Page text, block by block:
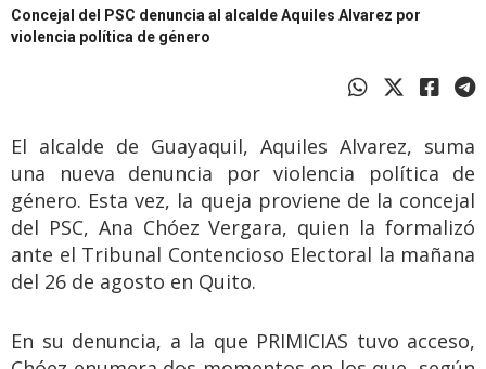
Concejal del PSC denuncia al alcalde Aquiles Alvarez por
violencia política de género
El alcalde de Guayaquil, Aquiles Alvarez, suma
una nueva denuncia por violencia política de
género. Esta vez, la queja proviene de la concejal
del PSC, Ana Chóez Vergara, quien la formalizó
ante el Tribunal Contencioso Electoral la mañana
del 26 de agosto en Quito.
En su denuncia, a la que PRIMICIAS tuvo acceso,